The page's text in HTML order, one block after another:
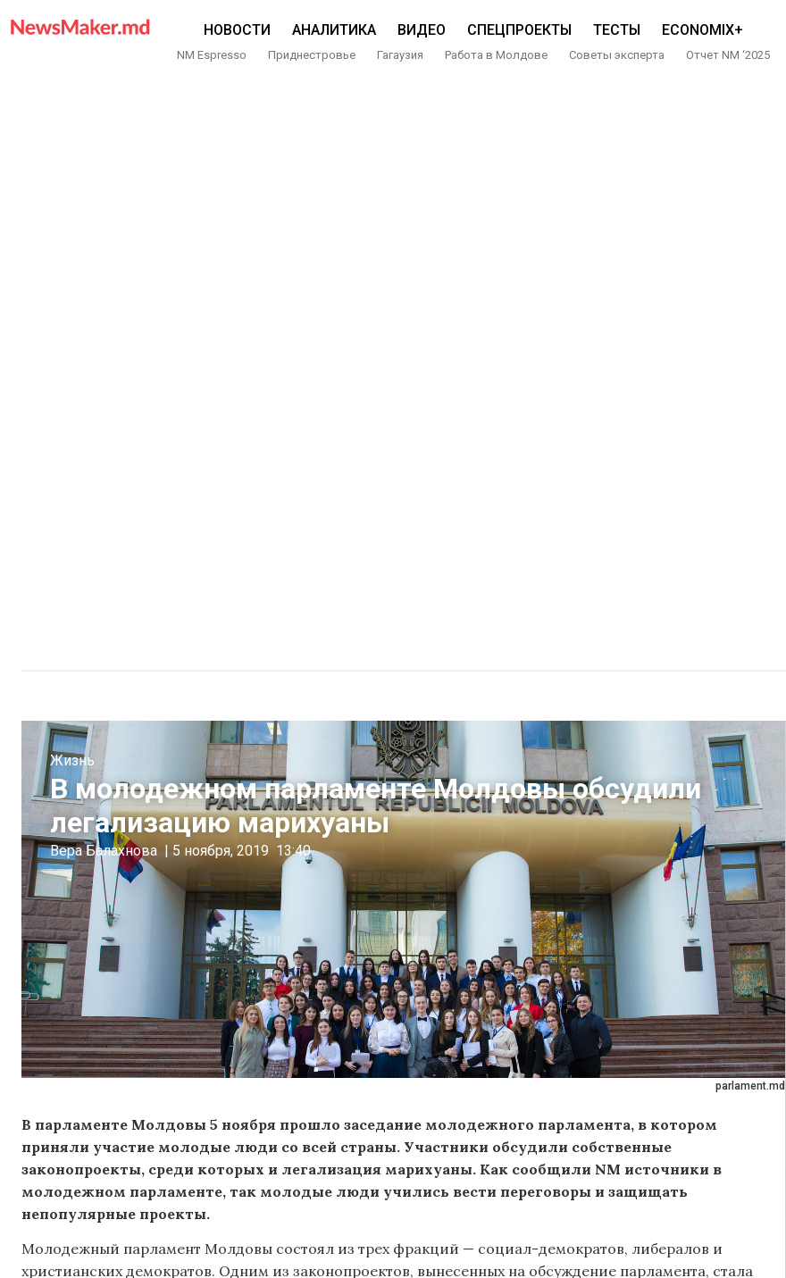
НОВОСТИ АНАЛИТИКА ВИДЕО СПЕЦПРОЕКТЫ ТЕСТЫ ECONOMIX+
NM Espresso Приднестровье Гагаузия Работа в Молдове Советы эксперта Отчет NM ‘2025
parlament.md
Жизнь
В молодежном парламенте Молдовы обсудили
легализацию марихуаны
Вера Балахнова | 5 ноября, 2019 13:40
В парламенте Молдовы 5 ноября прошло заседание молодежного парламента, в котором
приняли участие молодые люди со всей страны. Участники обсудили собственные
законопроекты, среди которых и легализация марихуаны. Как сообщили NM источники в
молодежном парламенте, так молодые люди учились вести переговоры и защищать
непопулярные проекты.
Молодежный парламент Молдовы состоял из трех фракций — социал-демократов, либералов и
христианских демократов. Одним из законопроектов, вынесенных на обсуждение парламента, стала